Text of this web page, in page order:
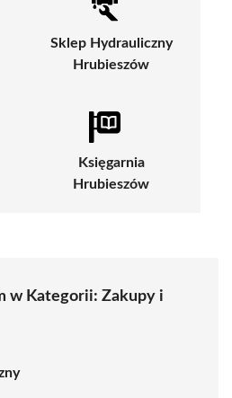
Sklep Hydrauliczny
Hrubieszów
Księgarnia
Hrubieszów
w Kategorii: Zakupy i